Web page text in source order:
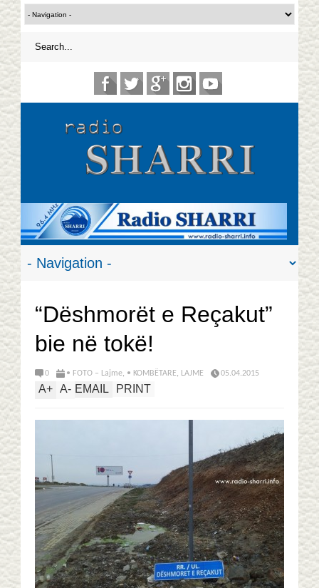
“Dëshmorët e Reçakut”
bie në tokë!
0 • FOTO – Lajme, • KOMBËTARE, LAJME 05.04.2015
A+ A- EMAIL PRINT